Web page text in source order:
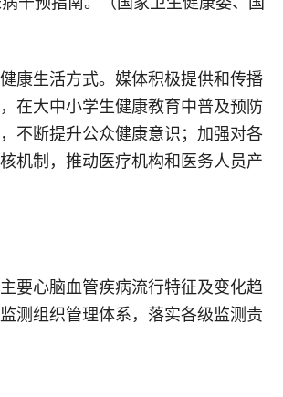
康生活方式。媒体积极提供和传播
在大中小学生健康教育中普及预防
不断提升公众健康意识；加强对各
机制，推动医疗机构和医务人员产
要心脑血管疾病流行特征及变化趋
测组织管理体系，落实各级监测责